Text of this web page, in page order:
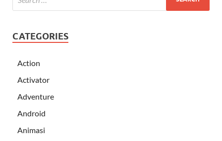
CATEGORIES
Action
Activator
Adventure
Android
Animasi